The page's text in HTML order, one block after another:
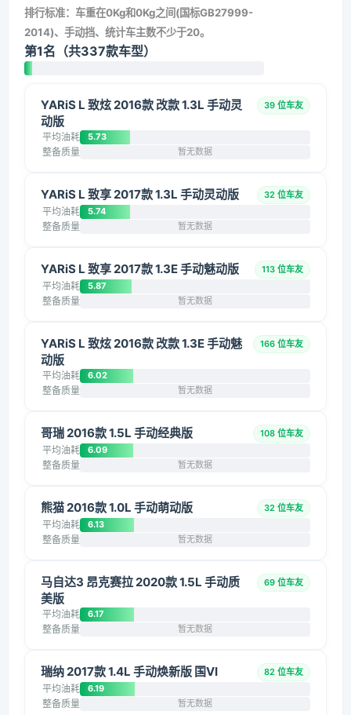
排行标准：车重在0Kg和0Kg之间(国标GB27999-
2014)、手动挡、统计车主数不少于20。
第1名（共337款车型）
YARiS L 致炫 2016款 改款 1.3L 手动灵
动版
39 位车友
平均油耗 5.73
整备质量 暂无数据
YARiS L 致享 2017款 1.3L 手动灵动版 32 位车友
平均油耗 5.74
整备质量 暂无数据
YARiS L 致享 2017款 1.3E 手动魅动版 113 位车友
平均油耗 5.87
整备质量 暂无数据
YARiS L 致炫 2016款 改款 1.3E 手动魅
动版
166 位车友
平均油耗 6.02
整备质量 暂无数据
哥瑞 2016款 1.5L 手动经典版 108 位车友
平均油耗 6.09
整备质量 暂无数据
熊猫 2016款 1.0L 手动萌动版 32 位车友
平均油耗 6.13
整备质量 暂无数据
马自达3 昂克赛拉 2020款 1.5L 手动质
美版
69 位车友
平均油耗 6.17
整备质量 暂无数据
瑞纳 2017款 1.4L 手动焕新版 国VI 82 位车友
平均油耗 6.19
整备质量 暂无数据